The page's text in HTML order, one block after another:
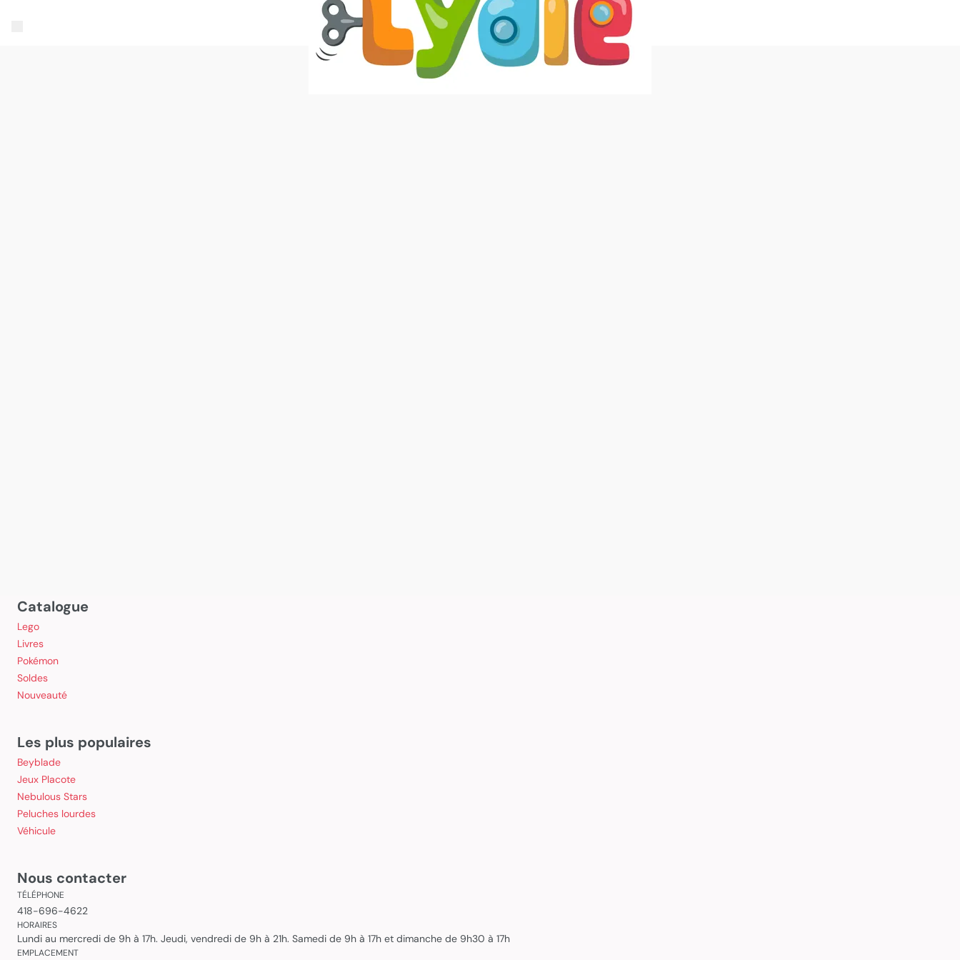
Catalogue
Lego
Livres
Pokémon
Soldes
Nouveauté
Les plus populaires
Beyblade
Jeux Placote
Nebulous Stars
Peluches lourdes
Véhicule
Nous contacter
TÉLÉPHONE
418-696-4622
HORAIRES
Lundi au mercredi de 9h à 17h. Jeudi, vendredi de 9h à 21h. Samedi de 9h à 17h et dimanche de 9h30 à 17h
EMPLACEMENT